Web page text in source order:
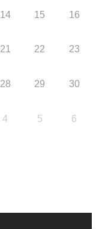
14 15 16
21 22 23
28 29 30
4 5 6